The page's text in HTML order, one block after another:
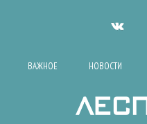
ВАЖНОЕ НОВОСТИ